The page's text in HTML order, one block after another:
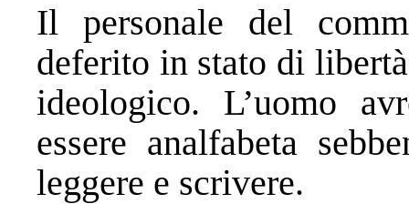
Il personale del
deferito in stato di
ideologico. L’uomo
essere analfabeta
leggere e scrivere.